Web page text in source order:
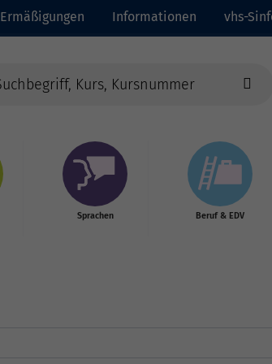
Ermäßigungen Informationen vhs-
Sprachen Beruf & EDV